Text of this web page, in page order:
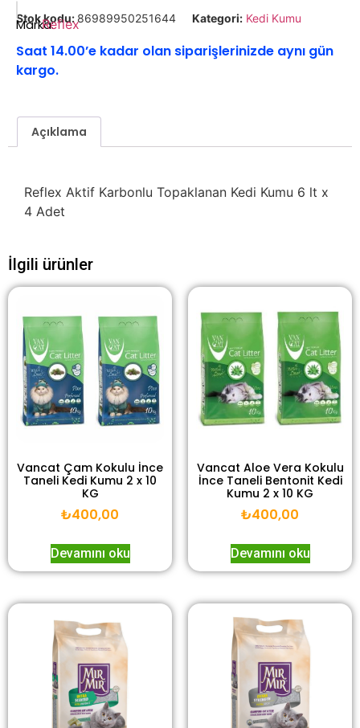
Stok kodu: 86989950251644 Kategori: Kedi Kumu
Marka:Reflex
Saat 14.00’e kadar olan siparişlerinizde aynı gün
kargo.
Açıklama
Reflex Aktif Karbonlu Topaklanan Kedi Kumu 6 lt x
4 Adet
İlgili ürünler
Vancat Çam Kokulu İnce
Taneli Kedi Kumu 2 x 10
KG
₺400,00
Devamını oku
Vancat Aloe Vera Kokulu
İnce Taneli Bentonit Kedi
Kumu 2 x 10 KG
₺400,00
Devamını oku